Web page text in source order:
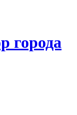
города